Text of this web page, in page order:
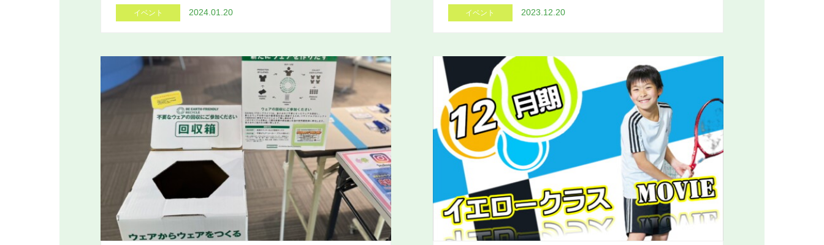
イベント 2024.01.20 イベント 2023.12.20